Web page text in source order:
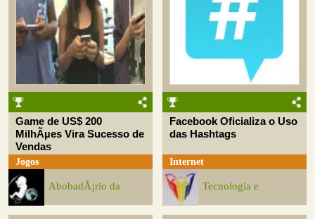
Game de US$ 200
MilhÃµes Vira Sucesso de
Vendas
Jogos
AbobadÃ¡rio da
Facebook Oficializa o Uso
das Hashtags
Internet
Tecnologia e